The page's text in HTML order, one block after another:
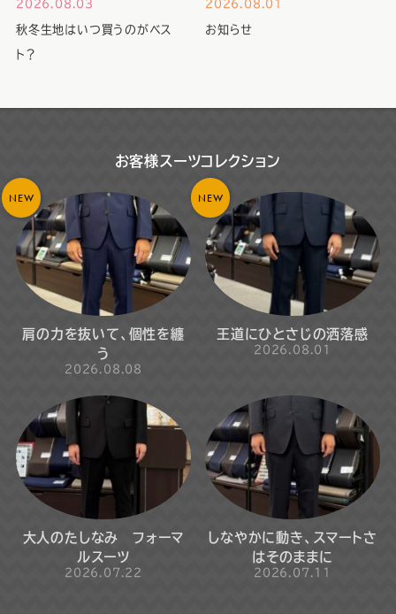
2026.08.03
秋冬生地はいつ買うのがベス
ト？
2026.08.01
お知らせ
お客様スーツコレクション
肩の力を抜いて、個性を纏
う
2026.08.08
NEW
王道にひとさじの洒落感
2026.08.01
NEW
大人のたしなみ フォーマ
ルスーツ
2026.07.22
しなやかに動き、スマートさ
はそのままに
2026.07.11